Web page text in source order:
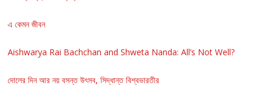
এ কেমন জীবন
Aishwarya Rai Bachchan and Shweta Nanda: All’s Not Well?
দোলের দিন আর নয় বসন্ত উৎসব, সিদ্ধান্ত বিশ্বভারতীর